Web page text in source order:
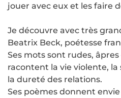
jouer avec eux et les faire
Je découvre avec très
Beatrix Beck, poétesse
Ses mots sont rudes,
racontent la vie violente, la
la dureté des relations.
Ses poèmes donnent